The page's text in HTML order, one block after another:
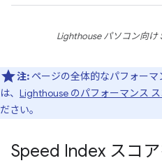
Lighthouse パソコン向け
注: ページの全体的なパフォー
は、 Lighthouse のパフォーマンス
ださい。
Speed Index スコ